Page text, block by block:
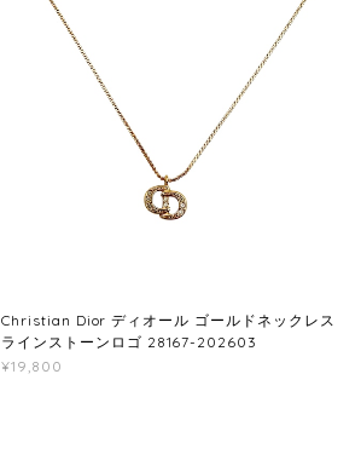
Christian Dior ディオール ゴールドネックレス
ラインストーンロゴ 28167-202603
¥19,800